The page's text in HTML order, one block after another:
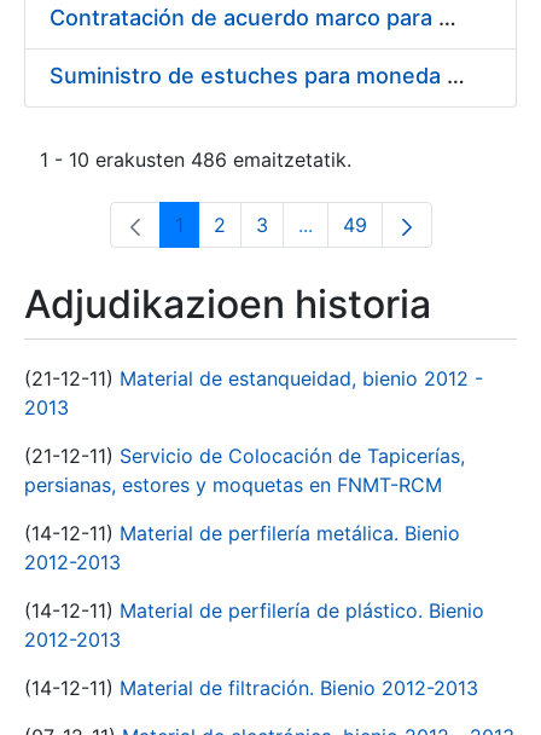
Contratación de acuerdo marco para el Suministro de Material de Electricidad para la Fábrica Nacional de Moneda y Timbre-Real Casa de la Moneda en su centro de trabajo de Burgos
Suministro de estuches para moneda de 30 €
1 - 10 erakusten 486 emaitzetatik.
Orrialdea
1 Orrialdea
2 Orrialdea
3 ...Intermediate Pages Use
Orrialdea
49
Adjudikazioen historia
(21-12-11) Material de estanqueidad, bienio 2012 -
2013
(21-12-11) Servicio de Colocación de Tapicerías,
persianas, estores y moquetas en FNMT-RCM
(14-12-11) Material de perfilería metálica. Bienio
2012-2013
(14-12-11) Material de perfilería de plástico. Bienio
2012-2013
(14-12-11) Material de filtración. Bienio 2012-2013